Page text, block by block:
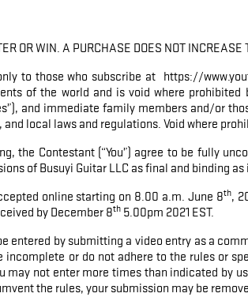
OR WIN. A PURCHASE DOES NOT
to those who subscribe at https://
of the world and is void where
and immediate family members and/or
local laws and regulations. Void where
the Contestant (“You”) agree to be fully
of Busuyi Guitar LLC as final and binding
online starting on 8.00 a.m. June 8th,
by December 8th 5.00pm 2021 EST.
entered by submitting a video entry as a
or do not adhere to the rules or
may not enter more times than indicated by
the rules, your submission may be